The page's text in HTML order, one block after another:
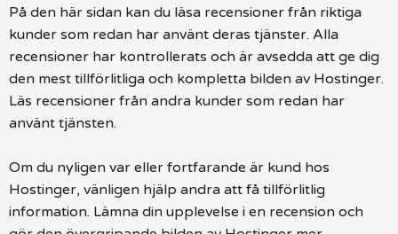
På den här sidan kan du läsa recensioner från riktiga
kunder som redan har använt deras tjänster. Alla
recensioner har kontrollerats och är avsedda att ge dig
den mest tillförlitliga och kompletta bilden av Hostinger.
Läs recensioner från andra kunder som redan har
använt tjänsten.
Om du nyligen var eller fortfarande är kund hos
Hostinger, vänligen hjälp andra att få tillförlitlig
information. Lämna din upplevelse i en recension och